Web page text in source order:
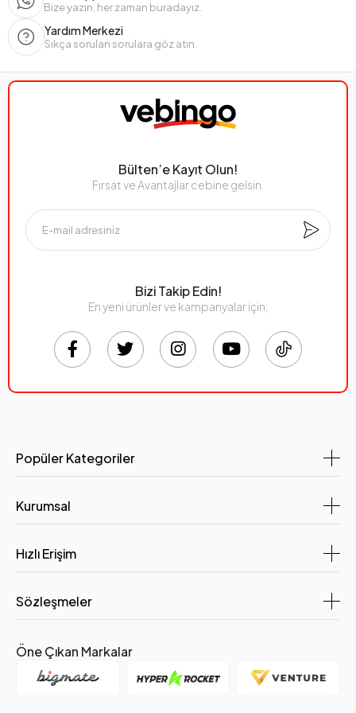
Bize yazın, her zaman buradayız.
Yardım Merkezi
Sıkça sorulan sorulara göz atın.
Bülten’e Kayıt Olun!
Fırsat ve Avantajlar cebine gelsin.
Bizi Takip Edin!
En yeni ürünler ve kampanyalar için,
Popüler Kategoriler
Kurumsal
Hızlı Erişim
Sözleşmeler
Öne Çıkan Markalar